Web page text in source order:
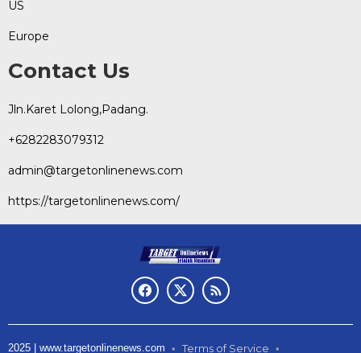
US
Europe
Contact Us
Jln.Karet Lolong,Padang.
+6282283079312
admin@targetonlinenews.com
https://targetonlinenews.com/
2025 | www.targetonlinenews.com Terms of Service